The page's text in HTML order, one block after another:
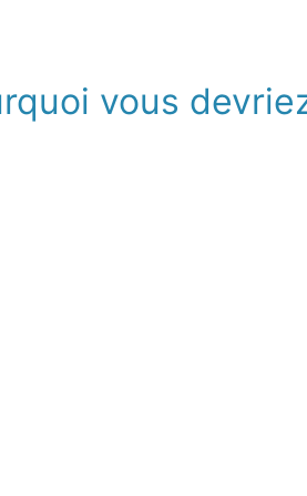
vous